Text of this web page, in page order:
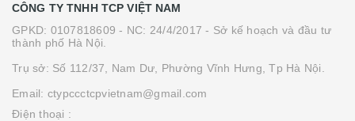
CÔNG TY TNHH TCP VIỆT NAM
GPKD: 0107818609 - NC: 24/4/2017 - Sở kế hoạch và đầu tư
thành phố Hà Nội.
Trụ sở: Số 112/37, Nam Dư, Phường Vĩnh Hưng, Tp Hà Nội.
Email: ctypccctcpvietnam@gmail.com
Điện thoại :